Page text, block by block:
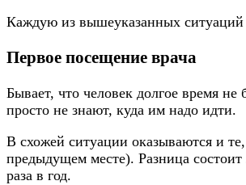
Каждую из вышеуказанных ситуаций
Первое посещение врача
Бывает, что человек долгое время
просто не знают, куда им надо идти.
В схожей ситуации оказываются и
предыдущем месте). Разница
раза в год.